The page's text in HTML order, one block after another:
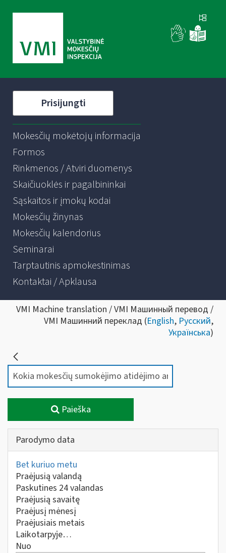
Prisijungti
Mokesčių mokėtojų informacija
Formos
Rinkmenos / Atviri duomenys
Skaičiuoklės ir pagalbininkai
Sąskaitos ir įmokų kodai
Mokesčių žinynas
Mokesčių kalendorius
Seminarai
Tarptautinis apmokestinimas
Kontaktai / Apklausa
VMI Machine translation / VMI Машинный перевод /
VMI Машинний переклад (English, Русский,
Українська)
Paieška
Parodymo data
Bet kuriuo metu
Praėjusią valandą
Paskutines 24 valandas
Praėjusią savaitę
Praėjusį mėnesį
Praėjusiais metais
Laikotarpyje…
Nuo